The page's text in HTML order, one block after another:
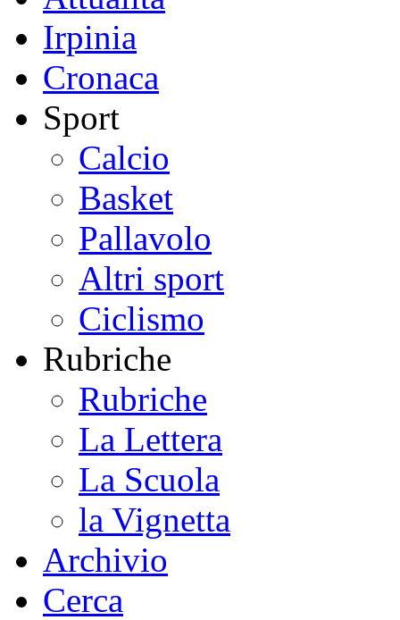
Irpinia
Cronaca
Sport
Calcio
Basket
Pallavolo
Altri sport
Ciclismo
Rubriche
Rubriche
La Lettera
La Scuola
la Vignetta
Archivio
Cerca